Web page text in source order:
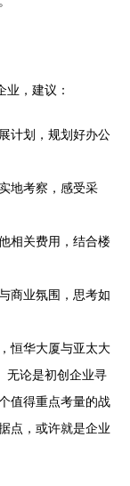
，建议：
计划，规划好办公
地考察，感受采
相关费用，结合楼
商业氛围，思考如
恒华大厦与亚太大
无论是初创企业寻
值得重点考量的战
点，或许就是企业